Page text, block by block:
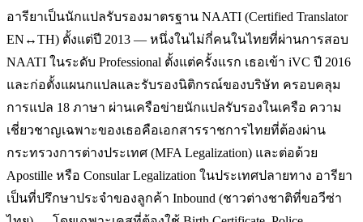
อารียาเป็นนักแปลรับรองมาตรฐาน NAATI (Certified Translator
EN↔TH) ตั้งแต่ปี 2013 — หนึ่งในไม่กี่คนในไทยที่ผ่านการสอบ
NAATI ในระดับ Professional ตั้งแต่ครั้งแรก เธอเข้า iVC ปี 2016
และก่อตั้งแผนกแปลและรับรองนิติกรณ์ของบริษัท ครอบคลุม
การแปล 18 ภาษา ผ่านเครือข่ายนักแปลรับรองในเครือ ความ
เชี่ยวชาญเฉพาะของเธอคือเอกสารราชการไทยที่ต้องผ่าน
กระทรวงการต่างประเทศ (MFA Legalization) และต่อด้วย
Apostille หรือ Consular Legalization ในประเทศปลายทาง อารียา
เป็นที่ปรึกษาประจำของลูกค้า Inbound (ชาวต่างชาติที่ขอวีซ่า